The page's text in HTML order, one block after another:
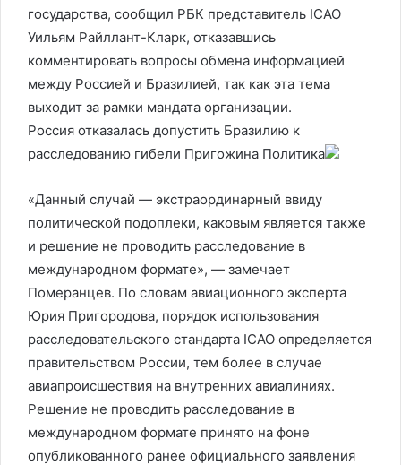
государства, сообщил РБК представитель ICAO
Уильям Райллант-Кларк, отказавшись
комментировать вопросы обмена информацией
между Россией и Бразилией, так как эта тема
выходит за рамки мандата организации.
Россия отказалась допустить Бразилию к
расследованию гибели Пригожина Политика
«Данный случай — экстраординарный ввиду
политической подоплеки, каковым является также
и решение не проводить расследование в
международном формате», — замечает
Померанцев. По словам авиационного эксперта
Юрия Пригородова, порядок использования
расследовательского стандарта ICAO определяется
правительством России, тем более в случае
авиапроисшествия на внутренних авиалиниях.
Решение не проводить расследование в
международном формате принято на фоне
опубликованного ранее официального заявления